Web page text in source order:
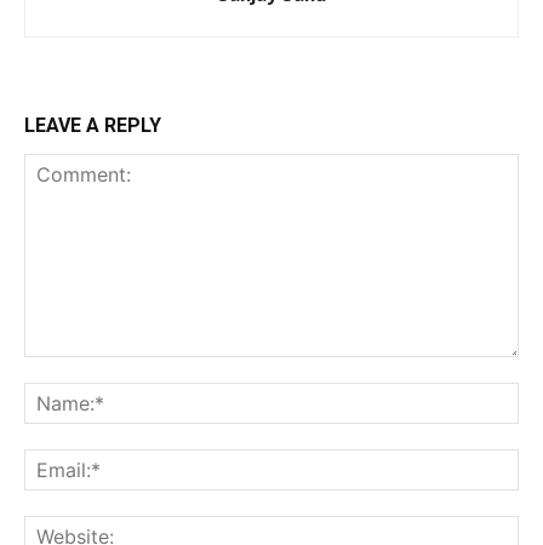
LEAVE A REPLY